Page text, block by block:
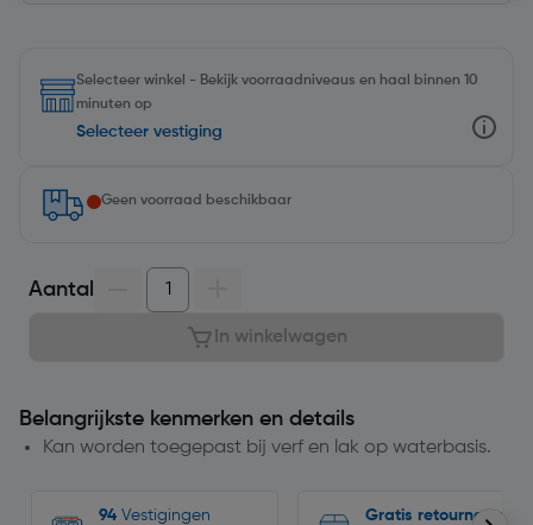
Selecteer winkel - Bekijk voorraadniveaus en haal binnen 10
minuten op
Selecteer vestiging
Geen voorraad beschikbaar
Aantal
In winkelwagen
Belangrijkste kenmerken en details
Kan worden toegepast bij verf en lak op waterbasis.
94 Vestigingen
Gratis retourneren